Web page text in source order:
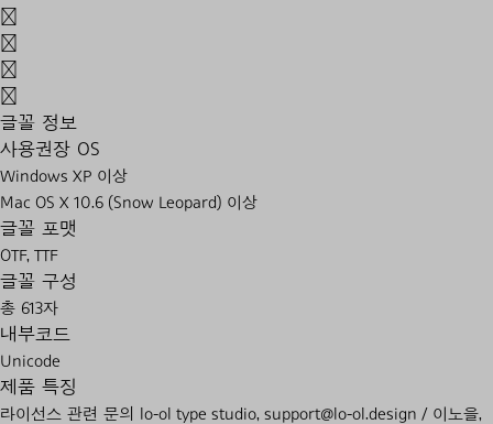
;
'
.
/
글꼴 정보
사용권장 OS
Windows XP 이상
Mac OS X 10.6 (Snow Leopard) 이상
글꼴 포맷
OTF, TTF
글꼴 구성
총 613자
내부코드
Unicode
제품 특징
라이선스 관련 문의 lo-ol type studio, support@lo-ol.design / 이노을,